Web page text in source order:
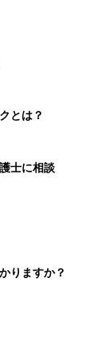
とは？
士に相談
りますか？